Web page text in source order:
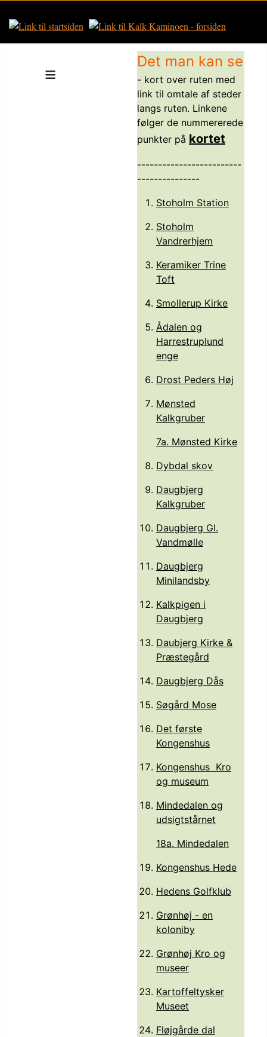
≡
Det man kan se
- kort over ruten med
link til omtale af steder
langs ruten. Linkene
følger de nummererede
punkter på kortet
-------------------------
---------------
Stoholm Station
Stoholm
Vandrerhjem
Keramiker Trine
Toft
Smollerup Kirke
Ådalen og
Harrestruplund
enge
Drost Peders Høj
Mønsted
Kalkgruber
7a. Mønsted Kirke
Dybdal skov
Daugbjerg
Kalkgruber
Daugbjerg Gl.
Vandmølle
Daugbjerg
Minilandsby
Kalkpigen i
Daugbjerg
Daubjerg Kirke &
Præstegård
Daugbjerg Dås
Søgård Mose
Det første
Kongenshus
Kongenshus Kro
og museum
Mindedalen og
udsigtstårnet
18a. Mindedalen
Kongenshus Hede
Hedens Golfklub
Grønhøj - en
koloniby
Grønhøj Kro og
museer
Kartoffeltysker
Museet
Fløjgårde dal